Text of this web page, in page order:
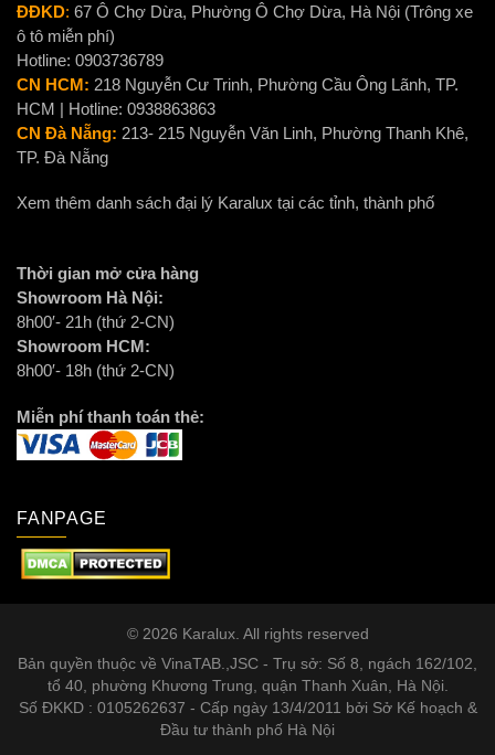
ĐĐKD: 67 Ô Chợ Dừa, Phường Ô Chợ Dừa, Hà Nội (Trông xe
ô tô miễn phí)
Hotline: 0903736789
CN HCM: 218 Nguyễn Cư Trinh, Phường Cầu Ông Lãnh, TP.
HCM | Hotline: 0938863863
CN Đà Nẵng: 213- 215 Nguyễn Văn Linh, Phường Thanh Khê,
TP. Đà Nẵng
Xem thêm danh sách đại lý Karalux tại các tỉnh, thành phố
Thời gian mở cửa hàng
Showroom Hà Nội:
8h00′- 21h (thứ 2-CN)
Showroom HCM:
8h00′- 18h (thứ 2-CN)
Miễn phí thanh toán thẻ:
FANPAGE
© 2026 Karalux. All rights reserved
Bản quyền thuộc về VinaTAB.,JSC - Trụ sở: Số 8, ngách 162/102,
tổ 40, phường Khương Trung, quận Thanh Xuân, Hà Nội.
Số ĐKKD : 0105262637 - Cấp ngày 13/4/2011 bởi Sở Kế hoạch &
Đầu tư thành phố Hà Nội